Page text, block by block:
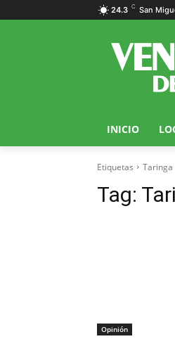
24.3 C San
INICIO
Etiquetas Taringa
Tag:
Opinión